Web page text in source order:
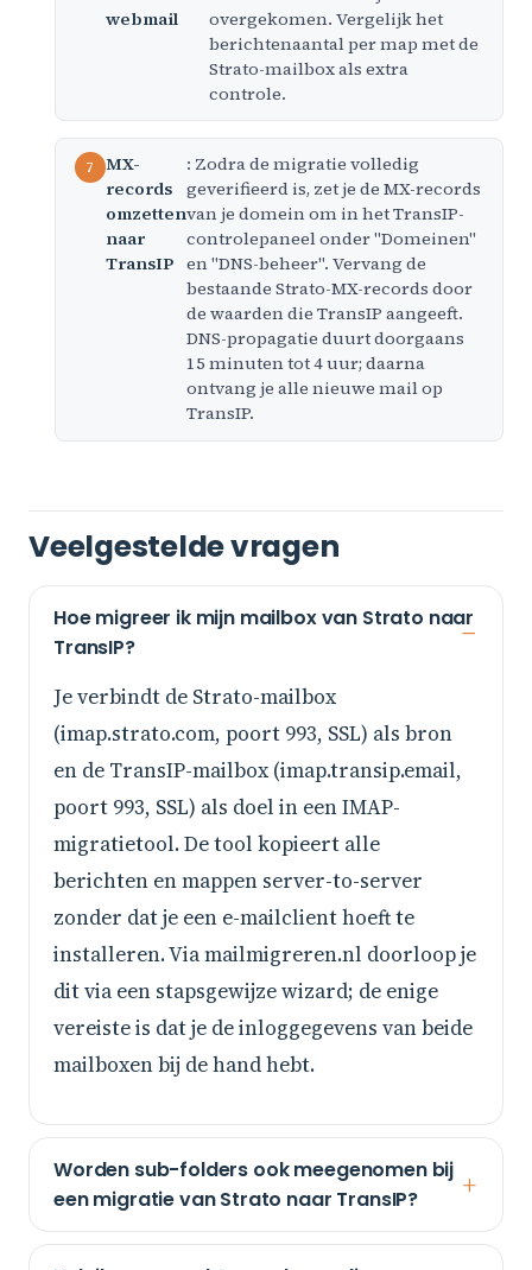
webmail
overgekomen. Vergelijk het
berichtenaantal per map met de
Strato-mailbox als extra
controle.
MX-
records
omzetten
naar
TransIP
: Zodra de migratie volledig
geverifieerd is, zet je de MX-records
van je domein om in het TransIP-
controlepaneel onder "Domeinen"
en "DNS-beheer". Vervang de
bestaande Strato-MX-records door
de waarden die TransIP aangeeft.
DNS-propagatie duurt doorgaans
15 minuten tot 4 uur; daarna
ontvang je alle nieuwe mail op
TransIP.
Veelgestelde vragen
Hoe migreer ik mijn mailbox van Strato naar
TransIP?
Je verbindt de Strato-mailbox
(imap.strato.com, poort 993, SSL) als bron
en de TransIP-mailbox (imap.transip.email,
poort 993, SSL) als doel in een IMAP-
migratietool. De tool kopieert alle
berichten en mappen server-to-server
zonder dat je een e-mailclient hoeft te
installeren. Via mailmigreren.nl doorloop je
dit via een stapsgewijze wizard; de enige
vereiste is dat je de inloggegevens van beide
mailboxen bij de hand hebt.
Worden sub-folders ook meegenomen bij
een migratie van Strato naar TransIP?